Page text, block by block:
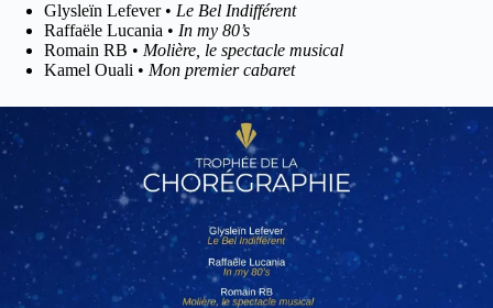
Glysleïn Lefever • Le Bel Indifférent
Raffaële Lucania • In my 80’s
Romain RB • Molière, le spectacle musical
Kamel Ouali • Mon premier cabaret